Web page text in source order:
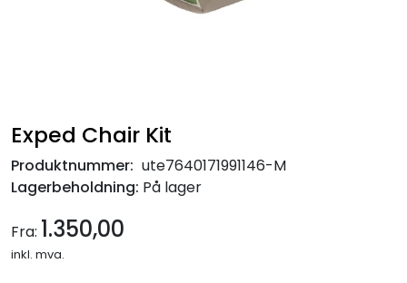
Exped Chair Kit
Produktnummer: ute7640171991146-M
Lagerbeholdning: På lager
Fra: 1.350,00
inkl. mva.